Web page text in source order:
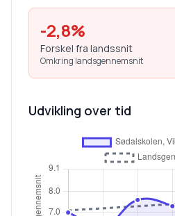
-2,8%
Forskel fra landssnit
Omkring landsgennemsnit
Udvikling over tid